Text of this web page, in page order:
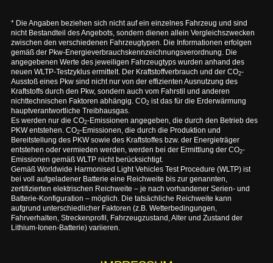
* Die Angaben beziehen sich nicht auf ein einzelnes Fahrzeug und sind
nicht Bestandteil des Angebots, sondern dienen allein Vergleichszwecken
zwischen den verschiedenen Fahrzeugtypen. Die Informationen erfolgen
gemäß der Pkw-Energieverbrauchskennzeichnungsverordnung. Die
angegebenen Werte des jeweiligen Fahrzeugtyps wurden anhand des
neuen WLTP-Testzyklus ermittelt. Der Kraftstoffverbrauch und der CO2-
Ausstoß eines Pkw sind nicht nur von der effizienten Ausnutzung des
Kraftstoffs durch den Pkw, sondern auch vom Fahrstil und anderen
nichttechnischen Faktoren abhängig. CO2ist das für die Erderwärmung
hauptverantwortliche Treibhausgas.
Es werden nur die CO2-Emissionen angegeben, die durch den Betrieb des
PKW entstehen. CO2-Emissionen, die durch die Produktion und
Bereitstellung des PKW sowie des Kraftstoffes bzw. der Energieträger
entstehen oder vermieden werden, werden bei der Ermittlung der CO2-
Emissionen gemäß WLTP nicht berücksichtigt.
Gemäß Worldwide Harmonised Light Vehicles Test Procedure (WLTP) ist
bei voll aufgeladener Batterie eine Reichweite bis zur genannten,
zertifizierten elektrischen Reichweite – je nach vorhandener Serien- und
Batterie-Konfiguration – möglich. Die tatsächliche Reichweite kann
aufgrund unterschiedlicher Faktoren (z.B. Wetterbedingungen,
Fahrverhalten, Streckenprofil, Fahrzeugzustand, Alter und Zustand der
Lithium-Ionen-Batterie) variieren.